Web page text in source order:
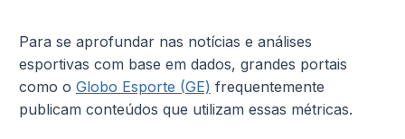
Para se aprofundar nas notícias e análises
esportivas com base em dados, grandes portais
como o Globo Esporte (GE) frequentemente
publicam conteúdos que utilizam essas métricas.